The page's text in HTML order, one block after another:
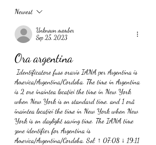
Newest
Unknown member
Sep 25, 2023
Ora argentina
America/Argentina/Cordoba. The time in Argentina
is 2 ore înaintea locației the time in New York
when New York is on standard time, and 1 oră
înaintea locației the time in New York when New
York is on daylight saving time. The IANA time
zone identifier for Argentina is
America/Argentina/Cordoba. Sol: ↑ 07:08 ↓ 19:11